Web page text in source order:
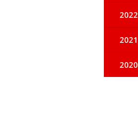
2022
2021
2020